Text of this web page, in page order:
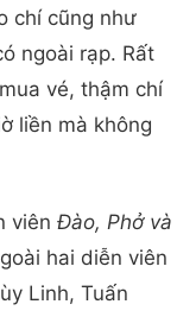
chí cũng như
ngoài rạp. Rất
vé, thậm chí
liền mà không
viên Đào, Phở và
hai diễn viên
Linh, Tuấn